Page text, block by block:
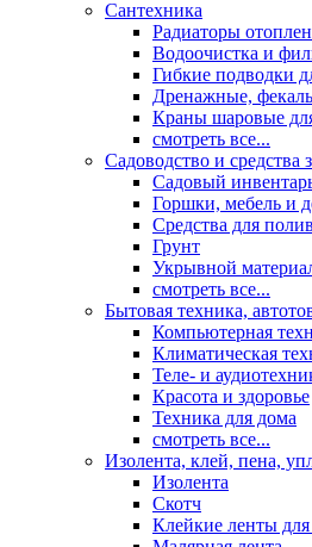
Сантехника
Радиаторы
Водоочистка и
Гибкие подводки
Дренажные,
Краны шаровые
смотреть все...
Садоводство и средства
Садовый
Горшки, мебель и
Средства для
Грунт
Укрывной
смотреть все...
Бытовая техника,
Компьютерная
Климатическая
Теле- и
Красота и здоровье
Техника для дома
смотреть все...
Изолента, клей, пена,
Изолента
Скотч
Клейкие ленты для